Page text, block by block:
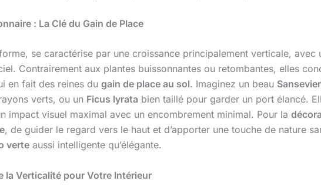
: La Clé du Gain de Place
se caractérise par une croissance principalement verticale,
Contrairement aux plantes buissonnantes ou retombantes, elles
en fait des reines du gain de place au sol. Imaginez un beau
verts, ou un Ficus lyrata bien taillé pour garder un port élancé.
impact visuel maximal avec un encombrement minimal. Pour la
, de guider le regard vers le haut et d’apporter une touche de nature
verte aussi intelligente qu’élégante.
la Verticalité pour Votre Intérieur